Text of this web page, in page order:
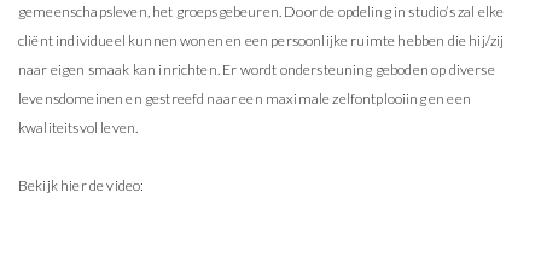
gemeenschapsleven, het groepsgebeuren. Door de opdeling in studio’s zal elke
cliënt individueel kunnen wonen en een persoonlijke ruimte hebben die hij/zij
naar eigen smaak kan inrichten. Er wordt ondersteuning geboden op diverse
levensdomeinen en gestreefd naar een maximale zelfontplooiing en een
kwaliteitsvol leven.
Bekijk hier de video: